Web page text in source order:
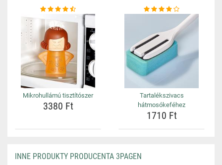
Mikrohullámú tisztítószer
3380 Ft
Tartalékszivacs
hátmosókeféhez
1710 Ft
INNE PRODUKTY PRODUCENTA 3PAGEN